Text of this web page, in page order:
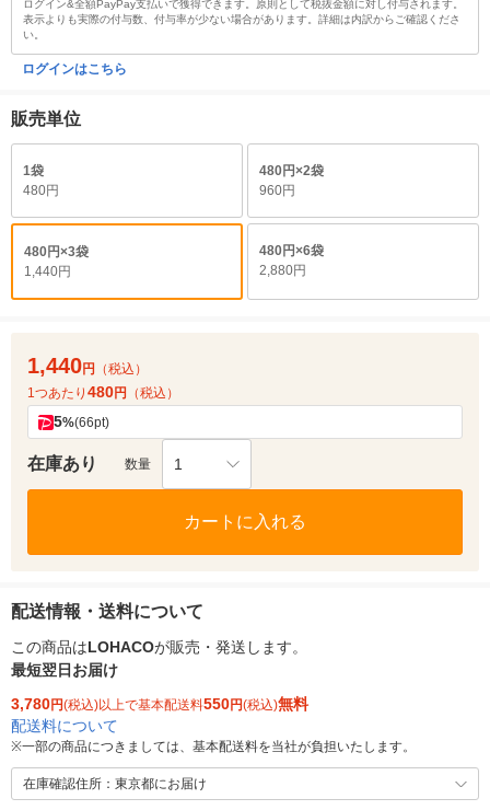
ログイン&全額PayPay支払いで獲得できます。原則として税抜金額に対し付与されます。
表示よりも実際の付与数、付与率が少ない場合があります。詳細は内訳からご確認くださ
い。
ログインはこちら
販売単位
1袋
480円
480円×2袋
960円
480円×3袋
1,440円
480円×6袋
2,880円
1,440円
（税込）
1つあたり 480円 （税込）
5%(66pt)
在庫あり 数量 1
カートに入れる
配送情報・送料について
この商品はLOHACOが販売・発送します。
最短翌日お届け
3,780円(税込)以上で基本配送料550円(税込)無料
配送料について
※一部の商品につきましては、基本配送料を当社が負担いたします。
在庫確認住所：東京都にお届け